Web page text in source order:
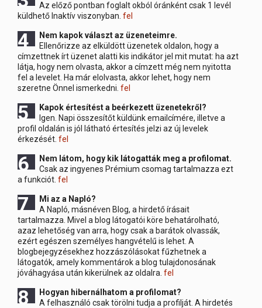
Az előző pontban foglalt okból óránként csak 1 levél
küldhető Inaktív viszonyban. fel
4 Nem kapok választ az üzeneteimre.
Ellenőrizze az elküldött üzenetek oldalon, hogy a
címzettnek írt üzenet alatti kis indikátor jel mit mutat: ha azt
látja, hogy nem olvasta, akkor a címzett még nem nyitotta
fel a levelet. Ha már elolvasta, akkor lehet, hogy nem
szeretne Önnel ismerkedni. fel
5 Kapok értesítést a beérkezett üzenetekről?
Igen. Napi összesítőt küldünk emailcímére, illetve a
profil oldalán is jól látható értesítés jelzi az új levelek
érkezését. fel
6 Nem látom, hogy kik látogatták meg a profilomat.
Csak az ingyenes Prémium csomag tartalmazza ezt
a funkciót. fel
7 M i az a Napló?
A Napló, másnéven Blog, a hirdető írásait
tartalmazza. Mivel a blog látogatói köre behatárolható,
azaz lehetőség van arra, hogy csak a barátok olvassák,
ezért egészen személyes hangvételű is lehet. A
blogbejegyzésekhez hozzászólásokat fűzhetnek a
látogatók, amely kommentárok a blog tulajdonosának
jóváhagyása után kikerülnek az oldalra. fel
8 Hogyan hibernálhatom a profilomat?
A felhasználó csak törölni tudja a profilját. A hirdetés